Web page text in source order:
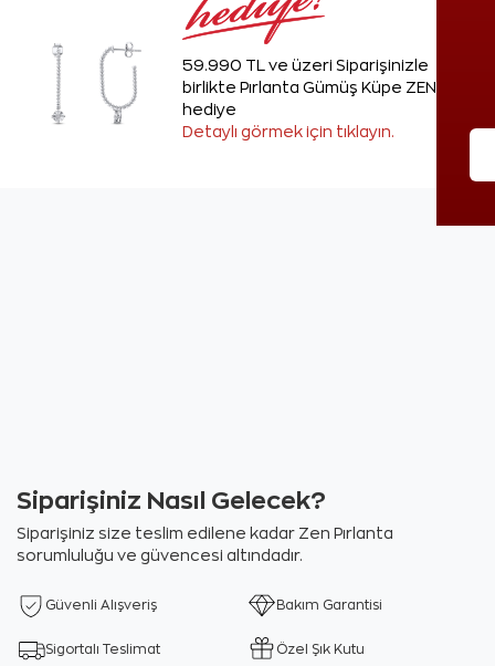
59.990 TL ve üzeri Siparişinizle
birlikte Pırlanta Gümüş Küpe ZEN'den
hediye
Detaylı görmek için tıklayın.
Siparişiniz Nasıl Gelecek?
Siparişiniz size teslim edilene kadar Zen Pırlanta
sorumluluğu ve güvencesi altındadır.
Güvenli Alışveriş Bakım Garantisi
Sigortalı Teslimat Özel Şık Kutu